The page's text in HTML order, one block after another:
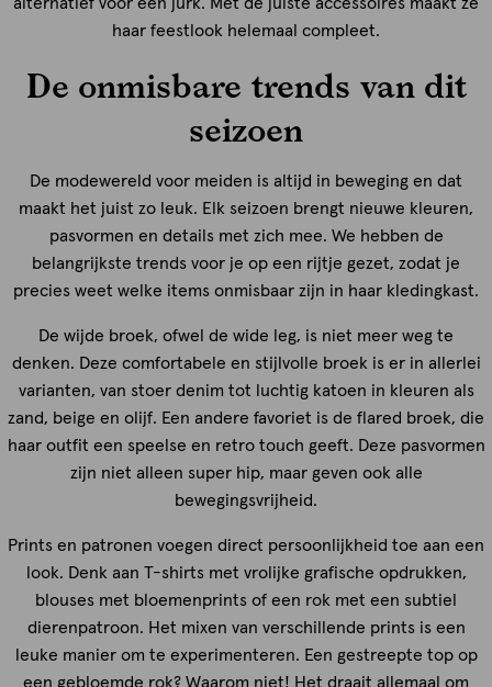
alternatief voor een jurk. Met de juiste accessoires maakt ze
haar feestlook helemaal compleet.
De onmisbare trends van dit
seizoen
De modewereld voor meiden is altijd in beweging en dat
maakt het juist zo leuk. Elk seizoen brengt nieuwe kleuren,
pasvormen en details met zich mee. We hebben de
belangrijkste trends voor je op een rijtje gezet, zodat je
precies weet welke items onmisbaar zijn in haar kledingkast.
De wijde broek, ofwel de wide leg, is niet meer weg te
denken. Deze comfortabele en stijlvolle broek is er in allerlei
varianten, van stoer denim tot luchtig katoen in kleuren als
zand, beige en olijf. Een andere favoriet is de flared broek, die
haar outfit een speelse en retro touch geeft. Deze pasvormen
zijn niet alleen super hip, maar geven ook alle
bewegingsvrijheid.
Prints en patronen voegen direct persoonlijkheid toe aan een
look. Denk aan T-shirts met vrolijke grafische opdrukken,
blouses met bloemenprints of een rok met een subtiel
dierenpatroon. Het mixen van verschillende prints is een
leuke manier om te experimenteren. Een gestreepte top op
een gebloemde rok? Waarom niet! Het draait allemaal om